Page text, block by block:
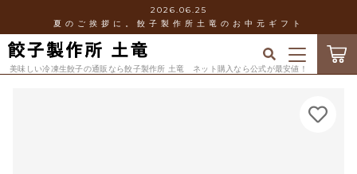
2026.06.25
夏のご挨拶に。餃子製作所土竜のお中元ギフト
美味しい冷凍生餃子の通販なら餃子製作所 土竜 ネット購入なら公式が最安値！
カートに商品を追加しました
ログイン / 会員登録
キーワード検索